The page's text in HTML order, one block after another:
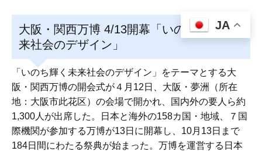
大阪・関西万博 4/13開幕「いのち輝く未
来社会のデザイン」
「いのち輝く未来社会のデザイン」をテーマとする大
阪・関西万博の開会式が４月12日、大阪・夢洲（所在
地：大阪市此花区）の会場で開かれ、国内外の要人ら約
1,300人が出席した。日本と海外の158カ国・地域、７国
際機関が参加する万博が13日に開幕し、10月13日まで
184日間にわたる祭典が始まった。万博を運営する日本
JA